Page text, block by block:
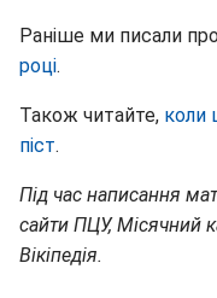
Раніше ми писали
році.
Також читайте, коли
піст.
Під час написання
сайти ПЦУ, Місячний
Вікіпедія.